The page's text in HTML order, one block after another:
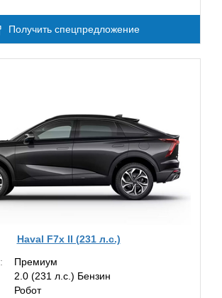
Получить спецпредложение
Haval F7x II (231 л.с.)
Премиум
2.0 (231 л.с.) Бензин
Робот